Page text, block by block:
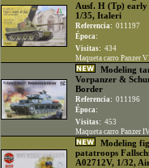
Ausf. H (Tp)
1/35, Italeri
Referencia: 011197
Época:
Visitas: 434
Maqueta carro Panzer
Modeling
Vorpanzer &
Border
Referencia: 011196
Época:
Visitas: 453
Maqueta carro Panzer
Modeling
patatroops
A02712V, 1/32,